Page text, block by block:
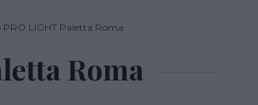
PRO LIGHT Paletta Roma
Roma